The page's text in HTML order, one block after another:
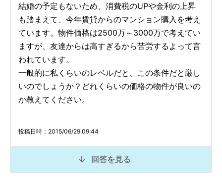
結婚の予定もないため、消費税のUPや金利の上昇
も踏まえて、今年賃貸からのマンション購入を考え
ています。物件価格は2500万～3000万で考えてい
ますが、友達からは高すぎるから苦労するよって言
われています。
一般的に私くらいのレベルだと、この条件だと厳し
いのでしょうか？どれくらいの価格の物件が良いの
か教えてください。
投稿日時：2015/06/29 09:44
回答を見る